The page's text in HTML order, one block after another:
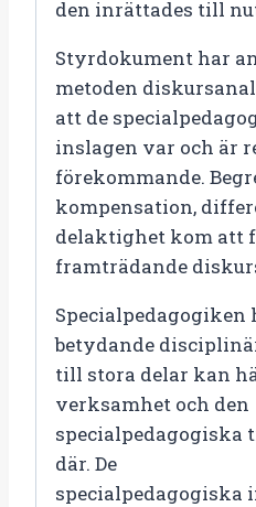
den inrättades till
Styrdokument har
metoden
att de
inslagen var och är
förekommande.
kompensation,
delaktighet kom att
framträdande
Specialpedagogiken
betydande
till stora delar kan
verksamhet och den
specialpedagogiska
där. De
specialpedagogiska